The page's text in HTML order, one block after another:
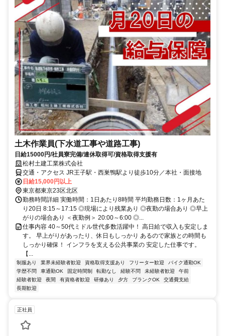
土木作業員(下水道工事や道路工事)
日給15000円/社員寮完備/連休取得可/資格取得支援有
松村土建工業株式会社
交通・アクセス JR王子駅・西巣鴨駅より徒歩10分／本社・面接地
日給15,000円以上
東京都東京23区北区
勤務時間詳細 実働時間：1日あたり8時間 平均勤務日数：1ヶ月あた
り20日 8:15～17:15 ◎現場により残業あり ◎夜勤の場合あり ◎早上
がりの場合あり ＜夜勤例＞ 20:00～6:00 ◎...
仕事内容 40～50代ミドル世代多数活躍中！ 高日給で収入も安定しま
す。 早上がりがあったり、休日もしっかり あるので家族との時間も
しっかり確保！ インフラを支える公共事業の 安定した仕事です。
【...
制服あり 業界未経験者歓迎 資格取得支援あり フリーター歓迎
バイク通勤OK
学歴不問
車通勤OK 固定時間制 転勤なし 経験不問 未経験者歓迎
午前
経験者歓迎
夜間 有資格者歓迎 研修あり 夕方 ブランクOK
交通費支給
長期歓迎
正社員